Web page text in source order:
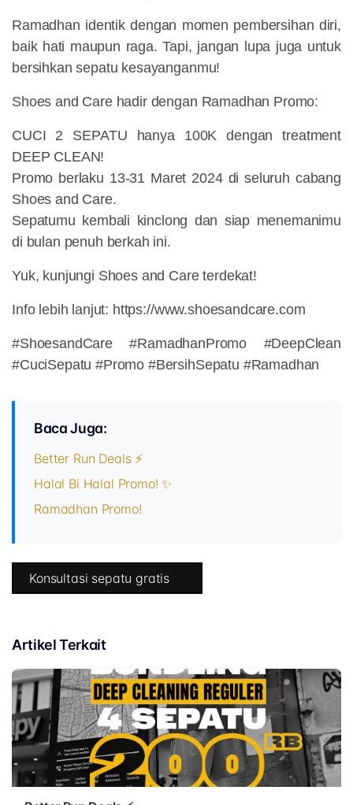
Ramadhan identik dengan momen pembersihan diri,
baik hati maupun raga. Tapi, jangan lupa juga untuk
bersihkan sepatu kesayanganmu!
Shoes and Care hadir dengan Ramadhan Promo:
CUCI 2 SEPATU hanya 100K dengan treatment
DEEP CLEAN!
Promo berlaku 13-31 Maret 2024 di seluruh cabang
Shoes and Care.
Sepatumu kembali kinclong dan siap menemanimu
di bulan penuh berkah ini.
Yuk, kunjungi Shoes and Care terdekat!
Info lebih lanjut: https://www.shoesandcare.com
#ShoesandCare #RamadhanPromo #DeepClean
#CuciSepatu #Promo #BersihSepatu #Ramadhan
Baca Juga:
Better Run Deals ⚡
Halal Bi Halal Promo! ✨
Ramadhan Promo!
Konsultasi sepatu gratis
Artikel Terkait